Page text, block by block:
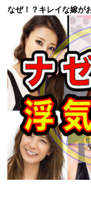
なぜ！？キレイな嫁が